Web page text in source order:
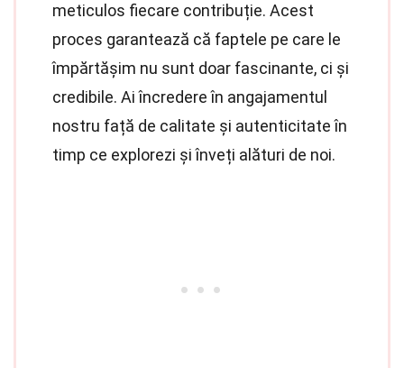
meticulos fiecare contribuție. Acest
proces garantează că faptele pe care le
împărtășim nu sunt doar fascinante, ci și
credibile. Ai încredere în angajamentul
nostru față de calitate și autenticitate în
timp ce explorezi și înveți alături de noi.